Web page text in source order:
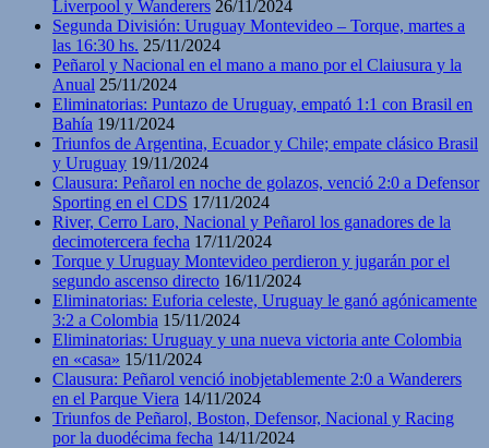
Liverpool y Wanderers 26/11/2024
Segunda División: Uruguay Montevideo – Torque, martes a
las 16:30 hs. 25/11/2024
Peñarol y Nacional en el mano a mano por el Claiusura y la
Anual 25/11/2024
Eliminatorias: Puntazo de Uruguay, empató 1:1 con Brasil en
Bahía 19/11/2024
Triunfos de Argentina, Ecuador y Chile; empate clásico Brasil
y Uruguay 19/11/2024
Clausura: Peñarol en noche de golazos, venció 2:0 a Defensor
Sporting en el CDS 17/11/2024
River, Cerro Laro, Nacional y Peñarol los ganadores de la
decimotercera fecha 17/11/2024
Torque y Uruguay Montevideo perdieron y jugarán por el
segundo ascenso directo 16/11/2024
Eliminatorias: Euforia celeste, Uruguay le ganó agónicamente
3:2 a Colombia 15/11/2024
Eliminatorias: Uruguay y una nueva victoria ante Colombia
en «casa» 15/11/2024
Clausura: Peñarol venció inobjetablemente 2:0 a Wanderers
en el Parque Viera 14/11/2024
Triunfos de Peñarol, Boston, Defensor, Nacional y Racing
por la duodécima fecha 14/11/2024